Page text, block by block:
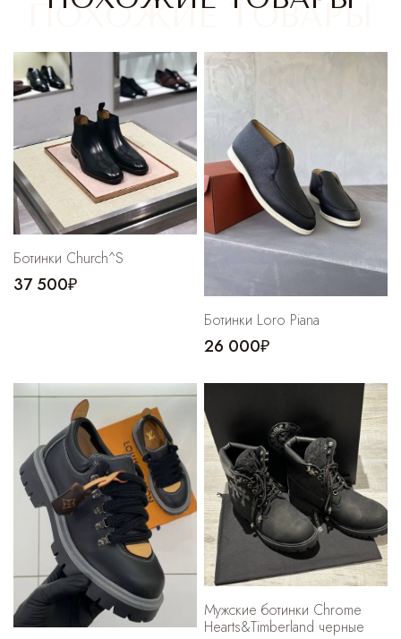
Ботинки Church^S
37 500₽
Ботинки Loro Piana
26 000₽
Мужские ботинки Chrome
Hearts&Timberland черные
Cпортивные брюки
Комбинезоны